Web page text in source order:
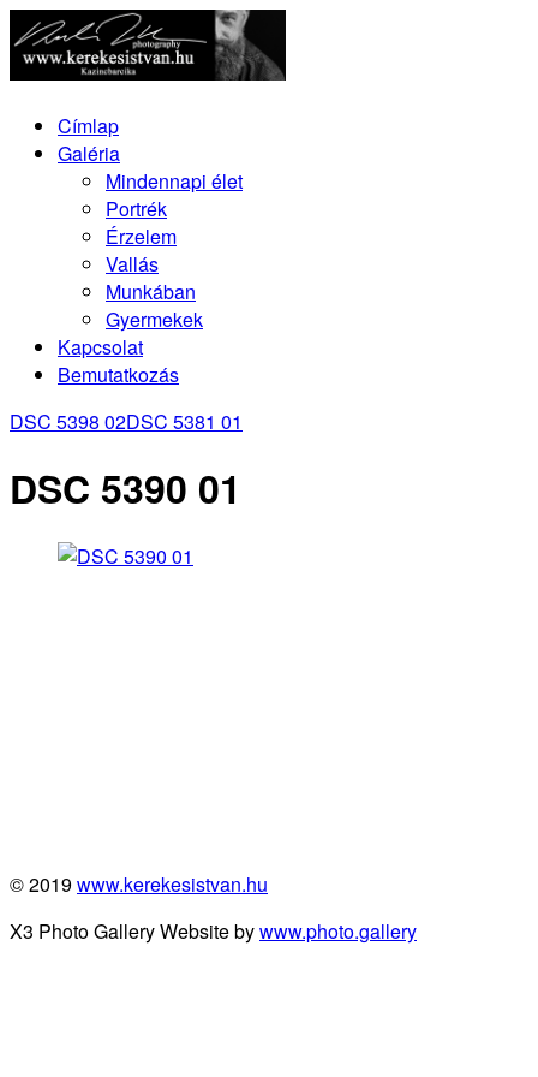
Címlap
Galéria
Mindennapi élet
Portrék
Érzelem
Vallás
Munkában
Gyermekek
Kapcsolat
Bemutatkozás
DSC 5398 02DSC 5381 01
DSC 5390 01
© 2019www.kerekesistvan.hu
X3 Photo Gallery Website bywww.photo.gallery